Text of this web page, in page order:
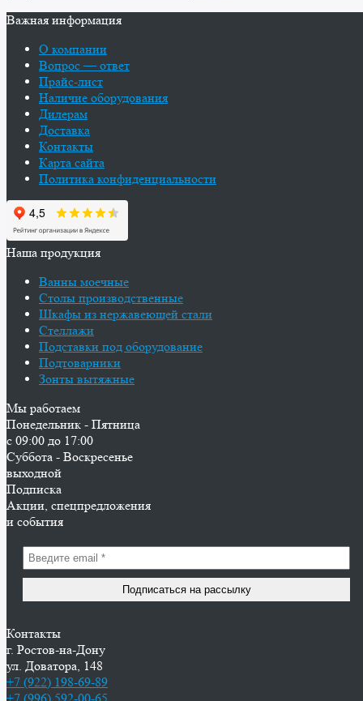
Важная информация
О компании
Вопрос — ответ
Прайс-лист
Наличие оборудования
Дилерам
Доставка
Контакты
Карта сайта
Политика конфиденциальности
Наша продукция
Ванны моечные
Столы производственные
Шкафы из нержавеющей стали
Стеллажи
Подставки под оборудование
Подтоварники
Зонты вытяжные
Мы работаем
Понедельник - Пятница
с 09:00 до 17:00
Суббота - Воскресенье
выходной
Подписка
Акции, спецпредложения
и события
Контакты
г. Ростов-на-Дону
ул. Доватора, 148
+7 (922) 198-69-89